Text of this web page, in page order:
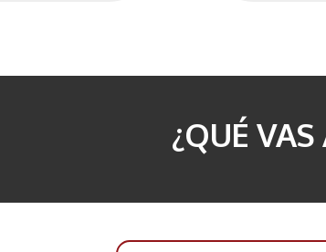
¿QUÉ VAS